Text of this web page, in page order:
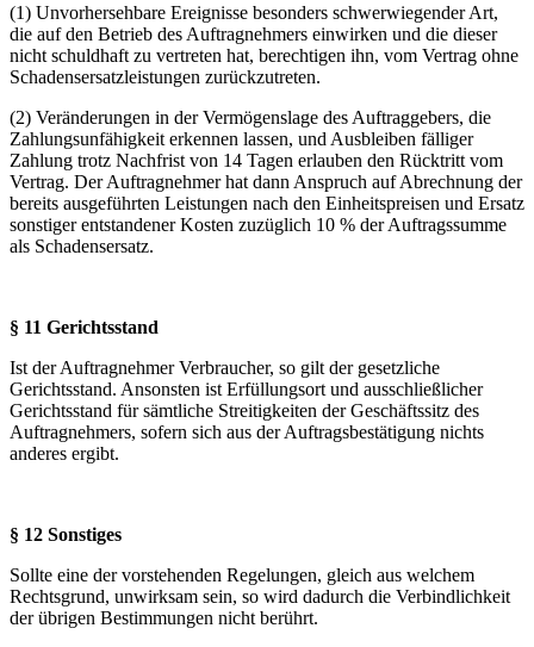
(1) Unvorhersehbare Ereignisse besonders schwerwiegender Art,
die auf den Betrieb des Auftragnehmers einwirken und die dieser
nicht schuldhaft zu vertreten hat, berechtigen ihn, vom Vertrag ohne
Schadensersatzleistungen zurückzutreten.
(2) Veränderungen in der Vermögenslage des Auftraggebers, die
Zahlungsunfähigkeit erkennen lassen, und Ausbleiben fälliger
Zahlung trotz Nachfrist von 14 Tagen erlauben den Rücktritt vom
Vertrag. Der Auftragnehmer hat dann Anspruch auf Abrechnung der
bereits ausgeführten Leistungen nach den Einheitspreisen und Ersatz
sonstiger entstandener Kosten zuzüglich 10 % der Auftragssumme
als Schadensersatz.
§ 11 Gerichtsstand
Ist der Auftragnehmer Verbraucher, so gilt der gesetzliche
Gerichtsstand. Ansonsten ist Erfüllungsort und ausschließlicher
Gerichtsstand für sämtliche Streitigkeiten der Geschäftssitz des
Auftragnehmers, sofern sich aus der Auftragsbestätigung nichts
anderes ergibt.
§ 12 Sonstiges
Sollte eine der vorstehenden Regelungen, gleich aus welchem
Rechtsgrund, unwirksam sein, so wird dadurch die Verbindlichkeit
der übrigen Bestimmungen nicht berührt.